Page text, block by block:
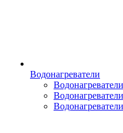
Водонагреватели